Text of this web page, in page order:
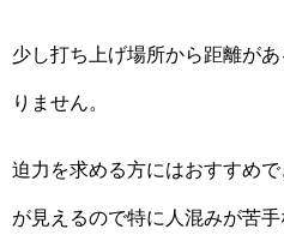
少し打ち上げ場所から距離が
りません。
迫力を求める方にはおすすめ
が見えるので特に人混みが苦手